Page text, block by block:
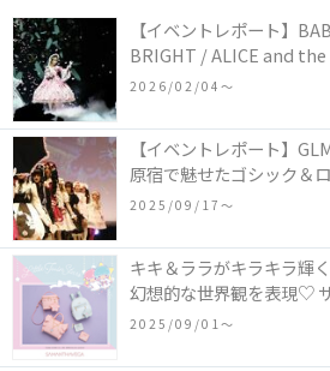
【イベントレポート】
BRIGHT / ALICE and
COLLECTION in TOKYO
2026/02/04〜
【イベントレポート】
原宿で魅せたゴシック＆
2025/09/17〜
キキ＆ララがキラキラ輝
幻想的な世界観を表現♡
ツインスターズ』50周年
2025/09/01〜